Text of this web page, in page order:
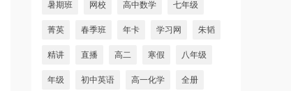
暑期班 网校 高中数学 七年级
菁英 春季班 年卡 学习网 朱韬
精讲 直播 高二 寒假 八年级
年级 初中英语 高一化学 全册